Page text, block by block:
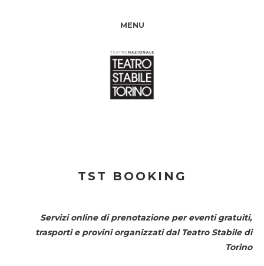
MENU
TST BOOKING
Servizi online di prenotazione per eventi gratuiti,
trasporti e provini organizzati dal Teatro Stabile di
Torino